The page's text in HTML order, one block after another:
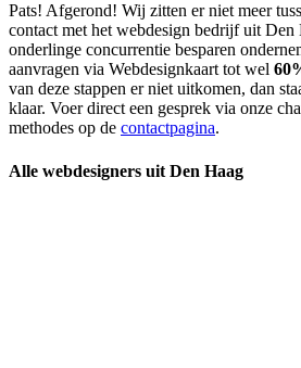
Pats! Afgerond! Wij zitten er niet meer
contact met het webdesign bedrijf uit Den
onderlinge concurrentie besparen
aanvragen via Webdesignkaart tot wel
van deze stappen er niet uitkomen, dan
klaar. Voer direct een gesprek via onze
methodes op de contactpagina.
Alle webdesigners uit Den Haag